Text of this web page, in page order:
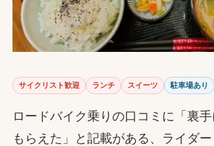
サイクリスト歓迎 ランチ スイーツ 駐車場あり
ロードバイク乗りの口コミに「裏
もらえた」と記載がある、ライダ